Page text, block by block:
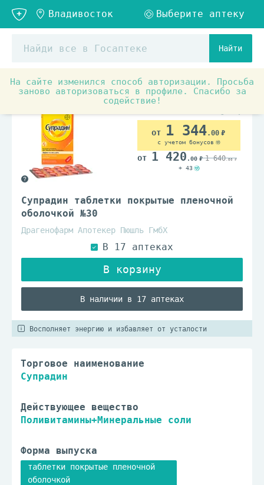
Найти
На сайте изменился способ авторизации. Просьба
заново авторизоваться в профиле. Спасибо за
содействие!
Аптечные товары Витамины и БАД Витамины и
Супрадин таблетки покрытые пленочной
оболочкой №30
Драгенофарм Апотекер Пюшль ГмбХ
В наличии в 17 аптеках
1 344.00
с учетом бонусов
1 420 .00 1 640.00
+ 43
Восполняет энергию и избавляет от усталости
Торговое наименование
Супрадин
Действующее вещество
Поливитамины+Минеральные соли
Форма выпуска
таблетки покрытые пленочной
оболочкой